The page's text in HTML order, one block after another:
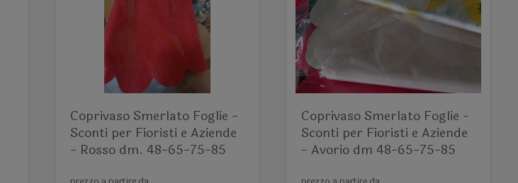
Coprivaso Smerlato Foglie -
Sconti per Fioristi e Aziende
- Rosso dm. 48-65-75-85
Coprivaso Smerlato Foglie -
Sconti per Fioristi e Aziende
- Avorio dm 48-65-75-85